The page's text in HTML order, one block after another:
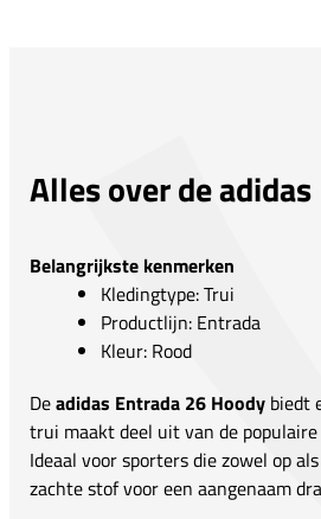
Alles over de
Belangrijkste kenmerken
Kledingtype: Trui
Productlijn: Entrada
Kleur: Rood
Deadidas Entrada 26 Hoody biedt
trui maakt deel uit van de populaire
Ideaal voor sporters die zowel op
zachte stof voor een aangenaam